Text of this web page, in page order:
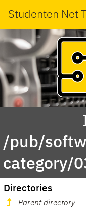
Studenten Net
/pub/
category/
Directories
Parent directory